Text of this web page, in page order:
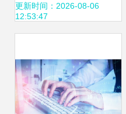
超5000亿元；Q1
销售额达150亿美
元 半导体与新能源
更新时间：2026-08-06
12:53:47